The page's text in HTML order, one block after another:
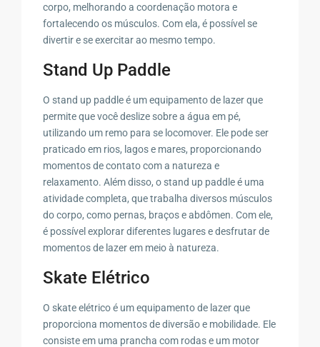
corpo, melhorando a coordenação motora e
fortalecendo os músculos. Com ela, é possível se
divertir e se exercitar ao mesmo tempo.
Stand Up Paddle
O stand up paddle é um equipamento de lazer que
permite que você deslize sobre a água em pé,
utilizando um remo para se locomover. Ele pode ser
praticado em rios, lagos e mares, proporcionando
momentos de contato com a natureza e
relaxamento. Além disso, o stand up paddle é uma
atividade completa, que trabalha diversos músculos
do corpo, como pernas, braços e abdômen. Com ele,
é possível explorar diferentes lugares e desfrutar de
momentos de lazer em meio à natureza.
Skate Elétrico
O skate elétrico é um equipamento de lazer que
proporciona momentos de diversão e mobilidade. Ele
consiste em uma prancha com rodas e um motor